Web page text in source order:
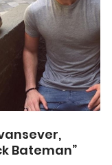
Bateman”